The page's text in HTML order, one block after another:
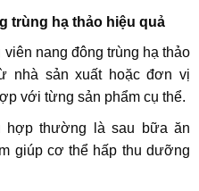
trùng hạ thảo hiệu quả
nang đông trùng hạ thảo
nhà sản xuất hoặc đơn vị
với từng sản phẩm cụ thể.
hợp thường là sau bữa ăn
giúp cơ thể hấp thu dưỡng